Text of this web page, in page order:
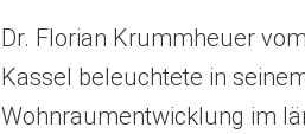
Dr. Florian Krummheuer
Kassel beleuchtete in
Wohnraumentwicklung im